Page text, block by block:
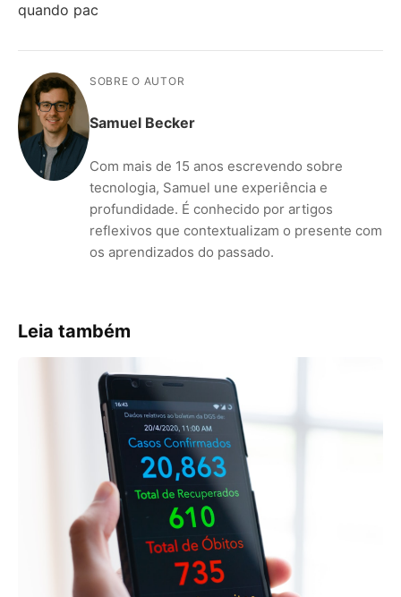
quando pac
SOBRE O AUTOR
Samuel Becker
Com mais de 15 anos escrevendo sobre
tecnologia, Samuel une experiência e
profundidade. É conhecido por artigos
reflexivos que contextualizam o presente com
os aprendizados do passado.
Leia também